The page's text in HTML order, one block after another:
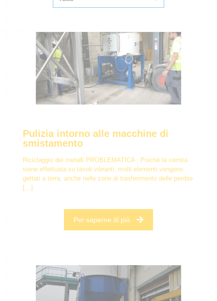
Pulizia intorno alle macchine di
smistamento
Riciclaggio dei metalli PROBLEMATICA : Poiché la cernita
viene effettuata su tavoli vibranti, molti elementi vengono
gettati a terra, anche nelle zone di trasferimento delle perdite
[…]
Per saperne di più